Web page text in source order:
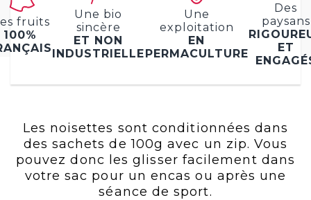
fruits
100%
Une bio
sincère
ET NON
INDUSTRIELLE
Une
exploitation
EN
PERMACULTURE
Des
paysans
ET
Les noisettes sont conditionnées dans
des sachets de 100g avec un zip. Vous
pouvez donc les glisser facilement dans
votre sac pour un encas ou après une
séance de sport.